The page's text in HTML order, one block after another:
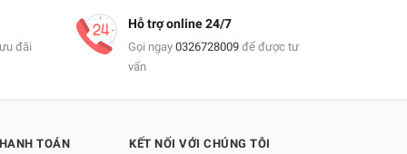
đãi
Hỗ trợ online 24/7
Gọi ngay 0326728009để được tư
vấn
TOÁN KẾT NỐI VỚI CHÚNG TÔI